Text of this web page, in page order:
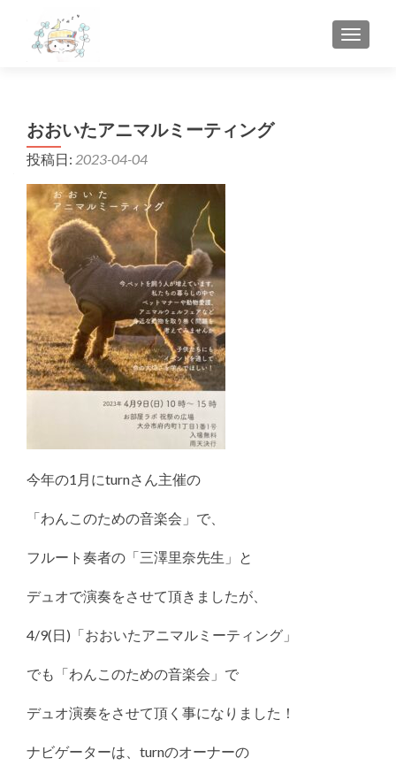
ナビゲ
おおいたアニマルミーティング
投稿日: 2023-04-04
今年の1月にturnさん主催の
「わんこのための音楽会」で、
フルート奏者の「三澤里奈先生」と
デュオで演奏をさせて頂きましたが、
4/9(日)「おおいたアニマルミーティング」
でも「わんこのための音楽会」で
デュオ演奏をさせて頂く事になりました！
ナビゲーターは、turnのオーナーの